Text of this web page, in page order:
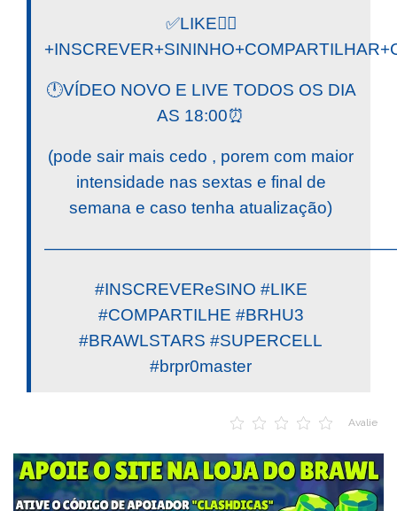
✅LIKE👍🏼
🕛VÍDEO NOVO E LIVE TODOS OS DIA
AS 18:00⏰
(pode sair mais cedo , porem com maior
intensidade nas sextas e final de
semana e caso tenha atualização)
#INSCREVEReSINO #LIKE
#COMPARTILHE #BRHU3
#BRAWLSTARS #SUPERCELL
#brpr0master
Avalie